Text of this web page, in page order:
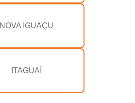
NOVA IGUAÇU
ITAGUAÍ